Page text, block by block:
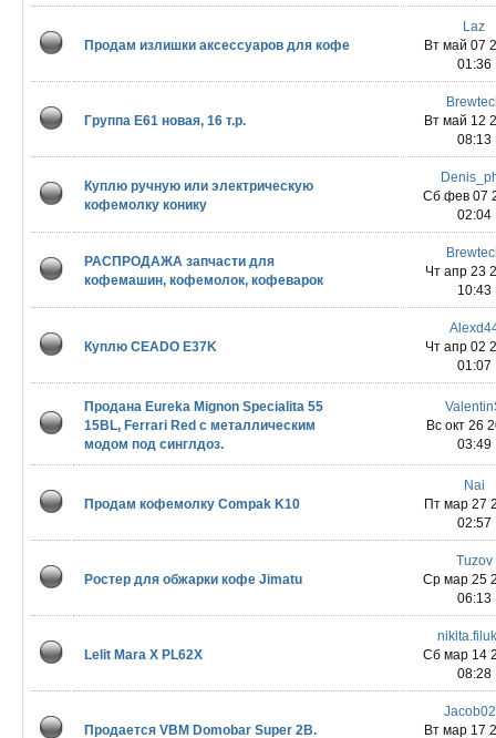
Продам излишки аксессуаров для кофе
Laz
Вт май 07
01:36
Группа E61 новая, 16 т.р.
Вт май 12
08:13
Куплю ручную или электрическую
кофемолку конику
Сб фев 07
02:04
РАСПРОДАЖА запчасти для
кофемашин, кофемолок, кофеварок
Чт апр 23
10:43
Куплю CEADO E37K
Чт апр 02
01:07
Продана Eureka Mignon Specialita 55
15BL, Ferrari Red с металлическим
модом под синглдоз.
Вс окт 26
03:49
Продам кофемолку Compak K10
Nai
Пт мар 27
02:57
Ростер для обжарки кофе Jimatu
Tuzov
Ср мар 25
06:13
Lelit Mara X PL62X
Сб мар 14
08:28
Продается VBM Domobar Super 2B.
Вт мар 17